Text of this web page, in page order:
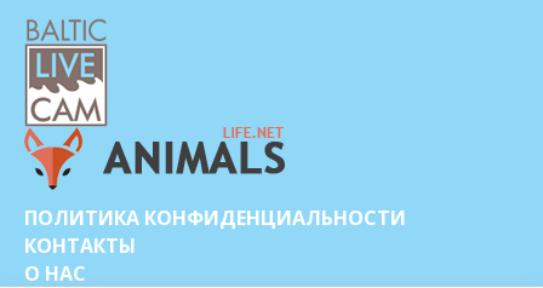
ПОЛИТИКА КОНФИДЕНЦИАЛЬНОСТИ
КОНТАКТЫ
О НАС